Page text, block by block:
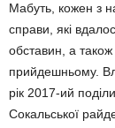
Мабуть, кожен з
справи, які
обставин, а
прийдешньому.
рік 2017-ий
Сокальської